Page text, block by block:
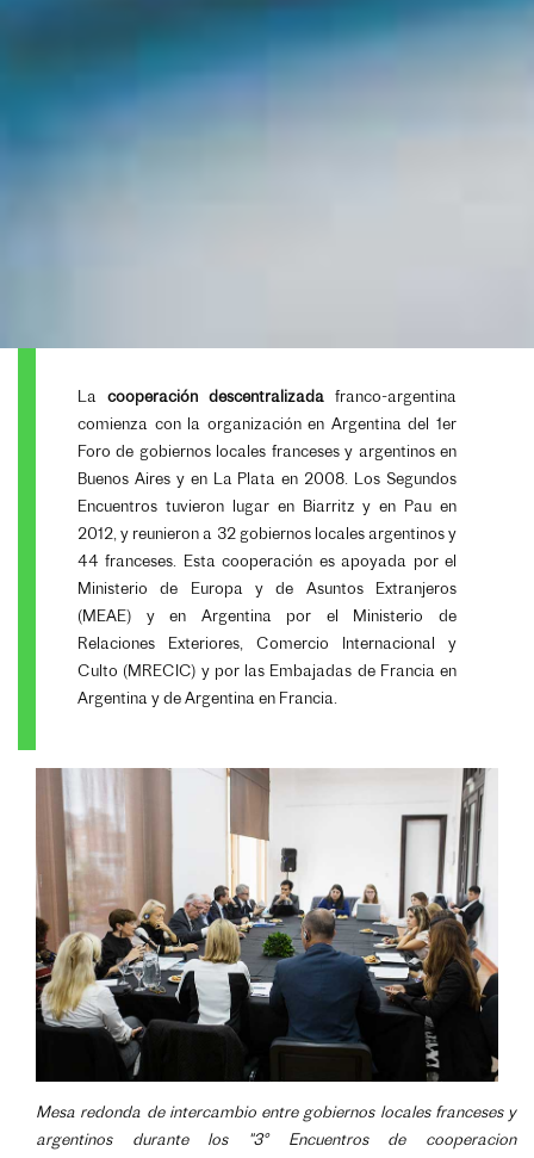
La cooperación descentralizada franco-argentina
comienza con la organización en Argentina del 1er
Foro de gobiernos locales franceses y argentinos en
Buenos Aires y en La Plata en 2008. Los Segundos
Encuentros tuvieron lugar en Biarritz y en Pau en
2012, y reunieron a 32 gobiernos locales argentinos y
44 franceses. Esta cooperación es apoyada por el
Ministerio de Europa y de Asuntos Extranjeros
(MEAE) y en Argentina por el Ministerio de
Relaciones Exteriores, Comercio Internacional y
Culto (MRECIC) y por las Embajadas de Francia en
Argentina y de Argentina en Francia.
Mesa redonda de intercambio entre gobiernos locales franceses y
argentinos durante los "3° Encuentros de cooperacion